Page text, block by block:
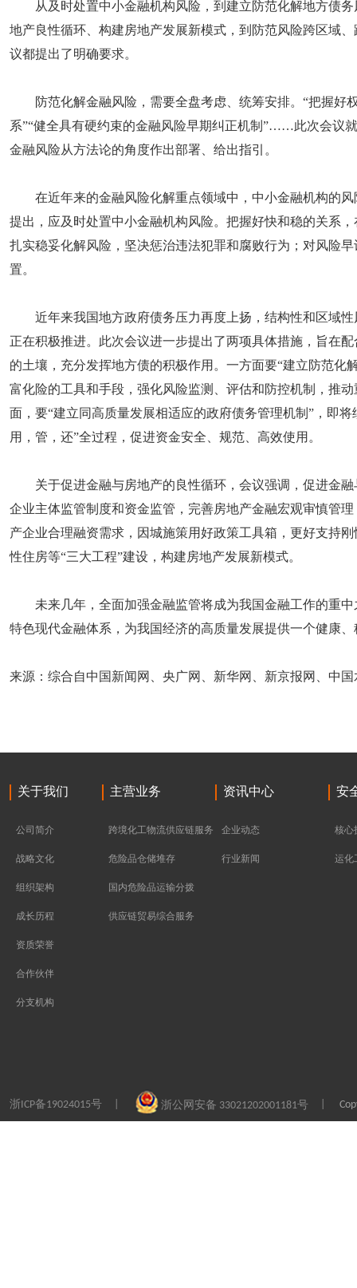
从及时处置中小金融机构风险，到建立防范化解地方债
地产良性循环、构建房地产发展新模式，到防范风险跨区域
议都提出了明确要求。
防范化解金融风险，需要全盘考虑、统筹安排。“把握好
系”“健全具有硬约束的金融风险早期纠正机制”……此次会议
金融风险从方法论的角度作出部署、给出指引。
在近年来的金融风险化解重点领域中，中小金融机构的
提出，应及时处置中小金融机构风险。把握好快和稳的关系
扎实稳妥化解风险，坚决惩治违法犯罪和腐败行为；对风险
置。
近年来我国地方政府债务压力再度上扬，结构性和区域
正在积极推进。此次会议进一步提出了两项具体措施，旨在
的土壤，充分发挥地方债的积极作用。一方面要“建立防范化
富化险的工具和手段，强化风险监测、评估和防控机制，推
面，要“建立同高质量发展相适应的政府债务管理机制”，即
用，管，还”全过程，促进资金安全、规范、高效使用。
关于促进金融与房地产的良性循环，会议强调，促进金
企业主体监管制度和资金监管，完善房地产金融宏观审慎管
产企业合理融资需求，因城施策用好政策工具箱，更好支持
性住房等“三大工程”建设，构建房地产发展新模式。
未来几年，全面加强金融监管将成为我国金融工作的重
特色现代金融体系，为我国经济的高质量发展提供一个健康
来源：综合自中国新闻网、央广网、新华网、新京报网、中
关于我们
公司简介
战略文化
组织架构
成长历程
资质荣誉
合作伙伴
分支机构
主营业务
跨境化工物流供应链服务
危险品仓储堆存
国内危险品运输分拨
供应链贸易综合服务
资讯中心
企业动态
行业新闻
安
核心
运化
浙ICP备19024015号 浙公网安备 33021202001181号